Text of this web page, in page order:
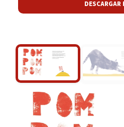
DESCARGAR